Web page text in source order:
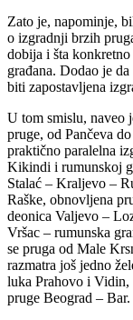
Zato je, napominje,
o izgradnji brzih
dobija i šta
građana. Dodao je
biti zapostavljena
U tom smislu, naveo
pruge, od Pančeva
praktično paralelna
Kikindi i rumunskoj
Stalać – Kraljevo –
Raške, obnovljena
deonica Valjevo –
Vršac – rumunska
se pruga od Male
razmatra još jedno
luka Prahovo i Vidin,
pruge Beograd – Bar.